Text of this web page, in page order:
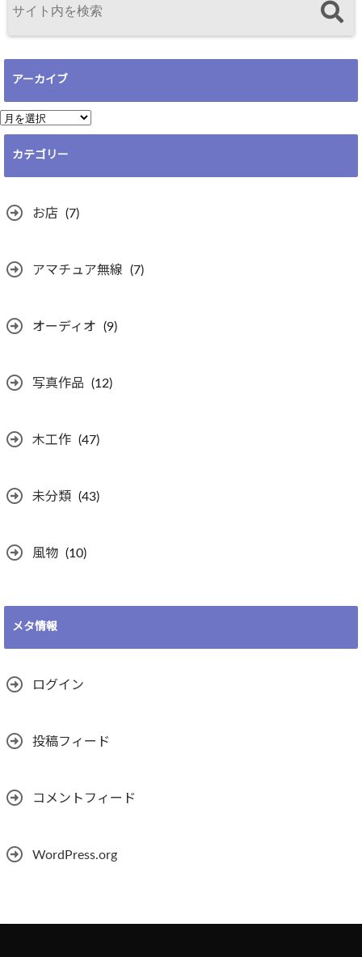
アーカイブ
ア
ー
イ
カテゴリー
お店 (7)
アマチュア無線 (7)
オーディオ (9)
写真作品 (12)
木工作 (47)
未分類 (43)
風物 (10)
メタ情報
ログイン
投稿フィード
コメントフィード
WordPress.org